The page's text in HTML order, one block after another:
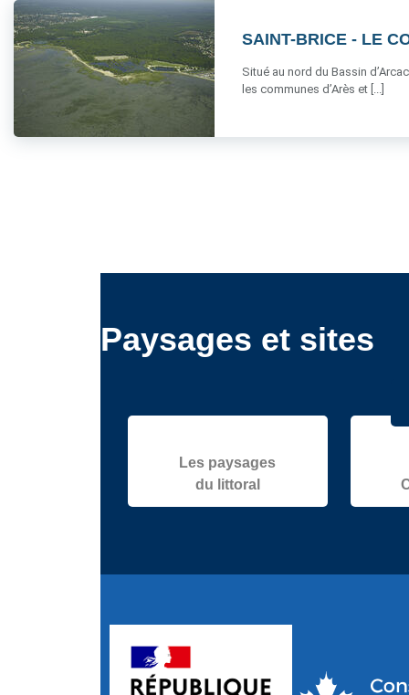
SAINT-BRICE - LE
Situé au nord du Bassin
les communes d’Arès et [...]
Paysages et sites
Les paysages
du littoral